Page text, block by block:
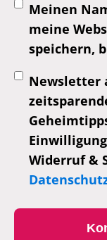
Meinen
meine
speichern,
Newsletter
Widerruf &